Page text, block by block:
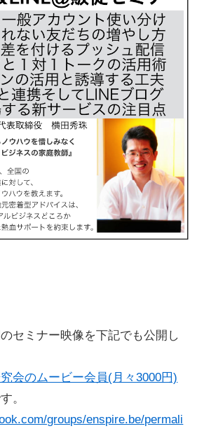
セミナー映像を下記でも公開し
会のムービー会員(月々3000円)
。
groups/enspire.be/permali